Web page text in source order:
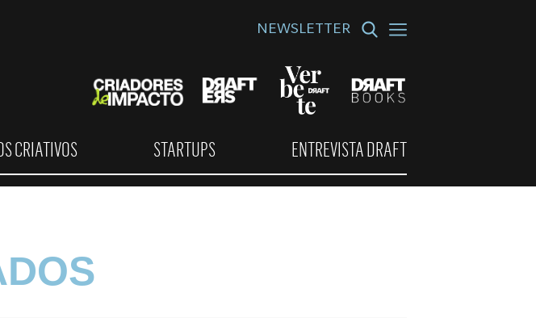
NEWSLETTER
CRIATIVOS STARTUPS ENTREVISTA DRAFT